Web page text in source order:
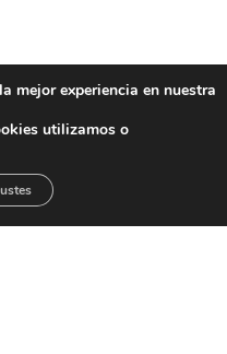
mejor experiencia en nuestra
utilizamos o